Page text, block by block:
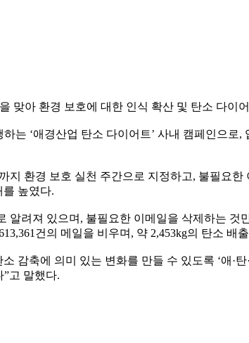
맞아 환경 보호에 대한 인식 확산 및 탄소 다이
하는 ‘애경산업 탄소 다이어트’ 사내 캠페인으
지 환경 보호 실천 주간으로 지정하고, 불필요
를 높였다.
알려져 있으며, 불필요한 이메일을 삭제하는
건의 메일을 비우며, 약 2,453kg의 탄소 배
감축에 의미 있는 변화를 만들 수 있도록 ‘애·
고 말했다.